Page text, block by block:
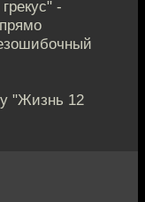
-
"Жизнь 12